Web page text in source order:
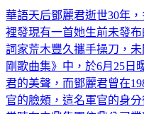
裡發現有一首她生前未發
詞家荒木豐久攜手操刀，
剛歌曲集》中，於6月25日
君的美聲，而鄧麗君曾在
官的臉頰，這名軍官的身
當時在中鼎集團信鼎公司